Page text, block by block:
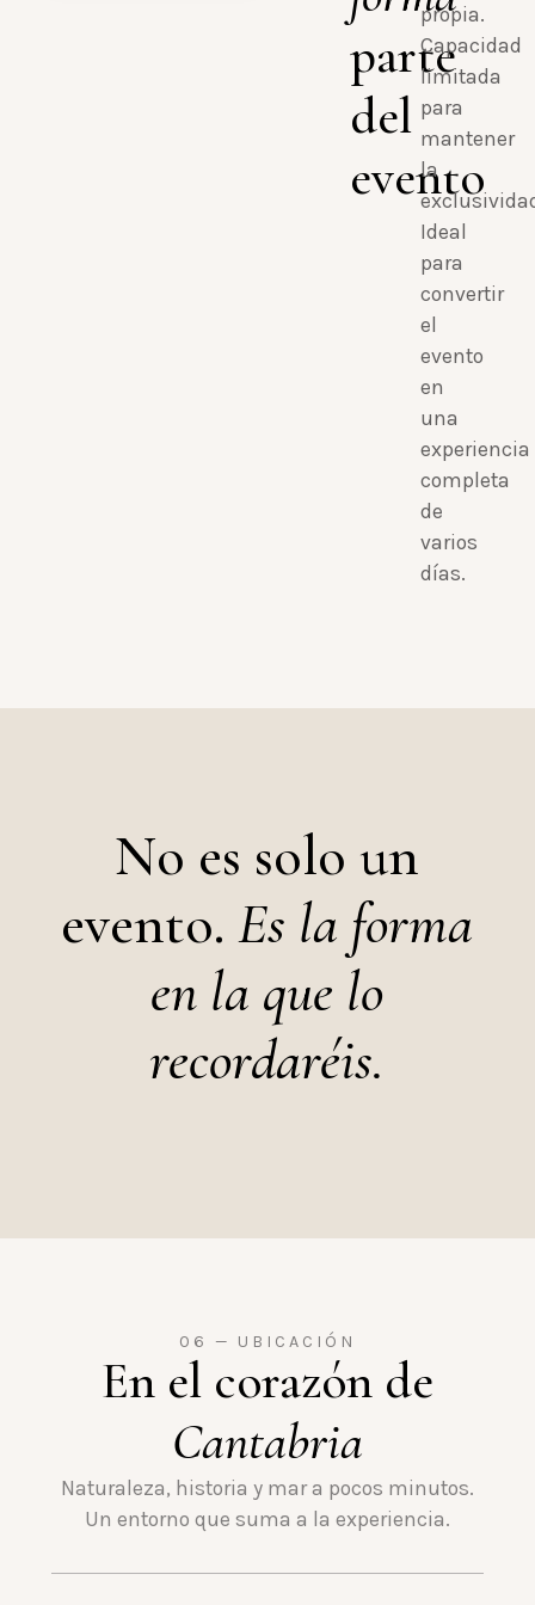
parte
del
evento
propia.
Capacidad
limitada
para
mantener
la
Ideal
para
convertir
el
evento
en
una
experiencia
completa
de
varios
días.
No es solo un
evento.Es la forma
en la que lo
recordaréis.
06 — UBICACIÓN
En el corazón de
Cantabria
Naturaleza, historia y mar a pocos minutos.
Un entorno que suma a la experiencia.